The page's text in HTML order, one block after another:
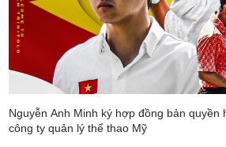
Nguyễn Anh Minh ký hợp đồng bản quyền
công ty quản lý thể thao Mỹ